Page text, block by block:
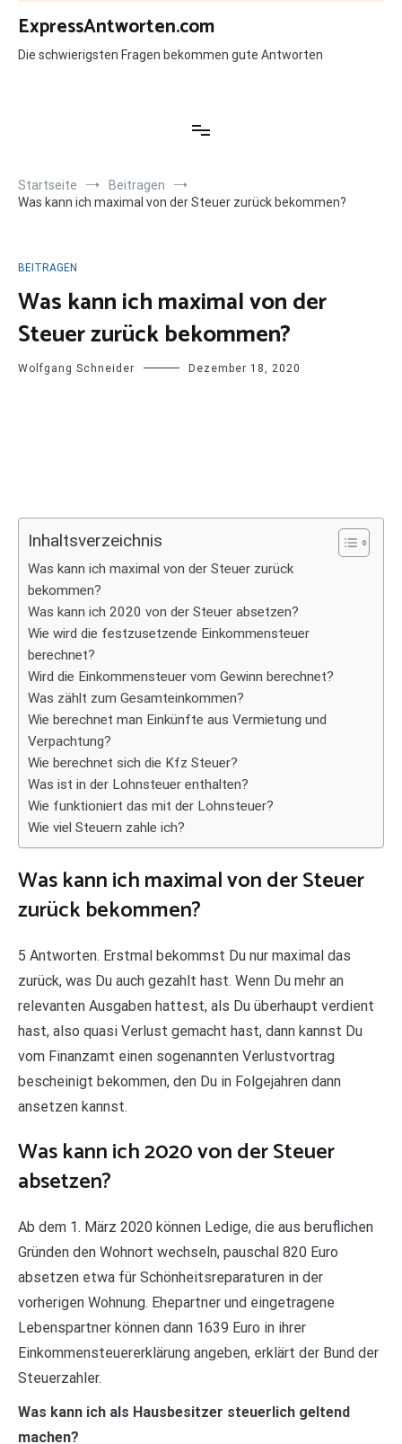
Zum
Inhalt
springen
ExpressAntworten.com
Die schwierigsten Fragen bekommen gute Antworten
Startseite
Beitragen
Was kann ich maximal von der Steuer zurück bekommen?
BEITRAGEN
Was kann ich maximal von der
Steuer zurück bekommen?
Wolfgang Schneider Dezember 18, 2020
Inhaltsverzeichnis
Was kann ich maximal von der Steuer zurück
bekommen?
Was kann ich 2020 von der Steuer absetzen?
Wie wird die festzusetzende Einkommensteuer
berechnet?
Wird die Einkommensteuer vom Gewinn berechnet?
Was zählt zum Gesamteinkommen?
Wie berechnet man Einkünfte aus Vermietung und
Verpachtung?
Wie berechnet sich die Kfz Steuer?
Was ist in der Lohnsteuer enthalten?
Wie funktioniert das mit der Lohnsteuer?
Wie viel Steuern zahle ich?
Was kann ich maximal von der Steuer
zurück bekommen?
5 Antworten. Erstmal bekommst Du nur maximal das
zurück, was Du auch gezahlt hast. Wenn Du mehr an
relevanten Ausgaben hattest, als Du überhaupt verdient
hast, also quasi Verlust gemacht hast, dann kannst Du
vom Finanzamt einen sogenannten Verlustvortrag
bescheinigt bekommen, den Du in Folgejahren dann
ansetzen kannst.
Was kann ich 2020 von der Steuer
absetzen?
Ab dem 1. März 2020 können Ledige, die aus beruflichen
Gründen den Wohnort wechseln, pauschal 820 Euro
absetzen etwa für Schönheitsreparaturen in der
vorherigen Wohnung. Ehepartner und eingetragene
Lebenspartner können dann 1639 Euro in ihrer
Einkommensteuererklärung angeben, erklärt der Bund der
Steuerzahler.
Was kann ich als Hausbesitzer steuerlich geltend
machen?